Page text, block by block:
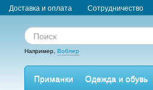
Доставка и оплата Сотрудничество
Например, Воблер
Приманки
Одежда и обувь